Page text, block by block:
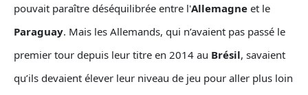
pouvait paraître déséquilibrée entre l'Allemagne et le
Paraguay. Mais les Allemands, qui n’avaient pas passé le
premier tour depuis leur titre en 2014 au Brésil, savaient
qu’ils devaient élever leur niveau de jeu pour aller plus loin